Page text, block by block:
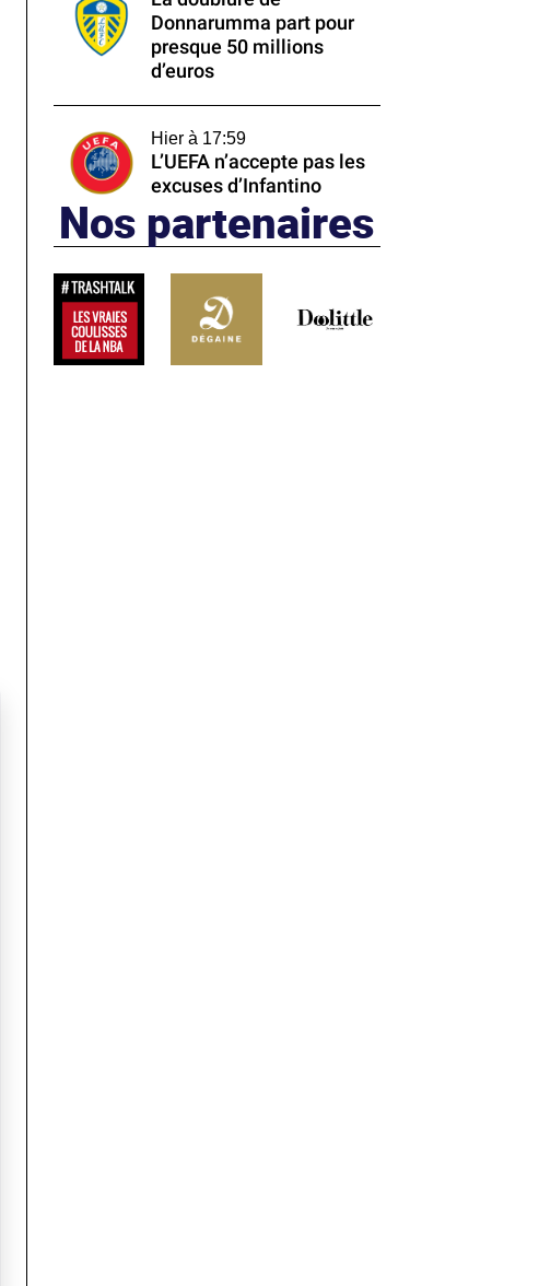
Donnarumma part pour
presque 50 millions
d’euros
Hier à 17:59
L’UEFA n’accepte pas les
excuses d’Infantino
Nos partenaires